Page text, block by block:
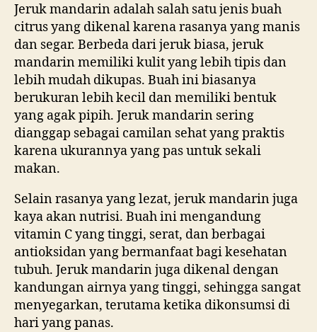
Jeruk mandarin adalah salah satu jenis buah
citrus yang dikenal karena rasanya yang manis
dan segar. Berbeda dari jeruk biasa, jeruk
mandarin memiliki kulit yang lebih tipis dan
lebih mudah dikupas. Buah ini biasanya
berukuran lebih kecil dan memiliki bentuk
yang agak pipih. Jeruk mandarin sering
dianggap sebagai camilan sehat yang praktis
karena ukurannya yang pas untuk sekali
makan.
Selain rasanya yang lezat, jeruk mandarin juga
kaya akan nutrisi. Buah ini mengandung
vitamin C yang tinggi, serat, dan berbagai
antioksidan yang bermanfaat bagi kesehatan
tubuh. Jeruk mandarin juga dikenal dengan
kandungan airnya yang tinggi, sehingga sangat
menyegarkan, terutama ketika dikonsumsi di
hari yang panas.